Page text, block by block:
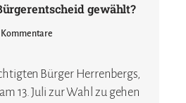
gewählt?
Kommentare
Bürger Herrenbergs,
13. Juli zur Wahl zu gehen